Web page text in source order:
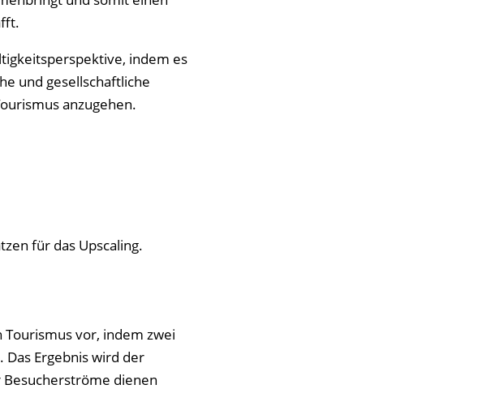
indem es
und gesellschaftliche
anzugehen.
für das Upscaling.
vor, indem zwei
Ergebnis wird der
dienen